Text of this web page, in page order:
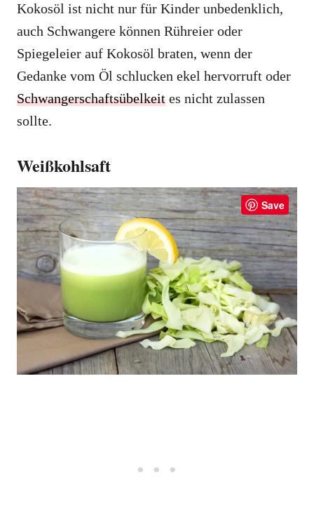
Kokosöl ist nicht nur für Kinder unbedenklich,
auch Schwangere können Rühreier oder
Spiegeleier auf Kokosöl braten, wenn der
Gedanke vom Öl schlucken ekel hervorruft oder
Schwangerschaftsübelkeit es nicht zulassen
sollte.
Weißkohlsaft
Save